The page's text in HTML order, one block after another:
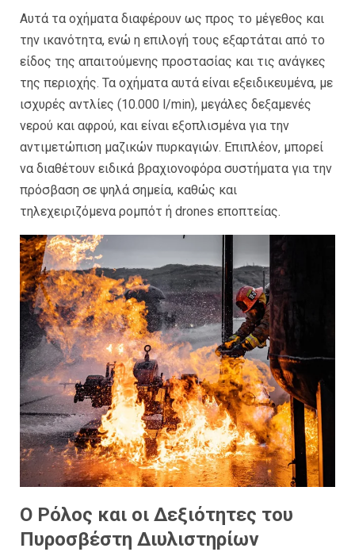
Αυτά τα οχήματα διαφέρουν ως προς το μέγεθος και
την ικανότητα, ενώ η επιλογή τους εξαρτάται από το
είδος της απαιτούμενης προστασίας και τις ανάγκες
της περιοχής. Τα οχήματα αυτά είναι εξειδικευμένα, με
ισχυρές αντλίες (10.000 l/min), μεγάλες δεξαμενές
νερού και αφρού, και είναι εξοπλισμένα για την
αντιμετώπιση μαζικών πυρκαγιών. Επιπλέον, μπορεί
να διαθέτουν ειδικά βραχιονοφόρα συστήματα για την
πρόσβαση σε ψηλά σημεία, καθώς και
τηλεχειριζόμενα ρομπότ ή drones εποπτείας.
Ο Ρόλος και οι Δεξιότητες του
Πυροσβέστη Διυλιστηρίων